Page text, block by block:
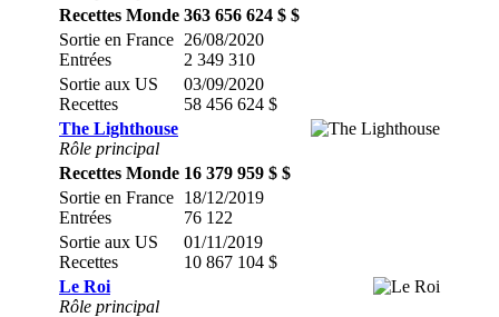
Recettes Monde 363 656 624 $ $
Sortie en France
Entrées
26/08/2020
2 349 310
Sortie aux US
Recettes
03/09/2020
58 456 624 $
The Lighthouse
Rôle principal
Recettes Monde 16 379 959 $ $
Sortie en France
Entrées
18/12/2019
76 122
Sortie aux US
Recettes
01/11/2019
10 867 104 $
Le Roi
Rôle principal